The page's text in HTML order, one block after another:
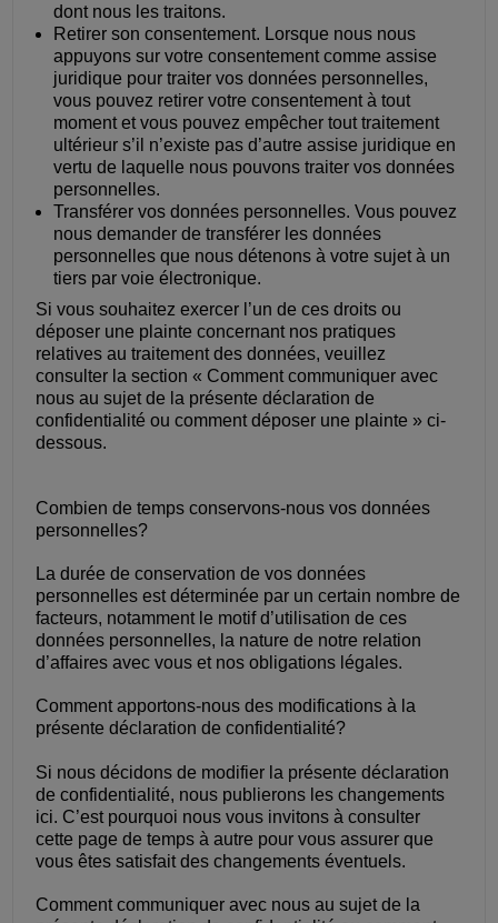
dont nous les traitons.
Retirer son consentement. Lorsque nous nous
appuyons sur votre consentement comme assise
juridique pour traiter vos données personnelles,
vous pouvez retirer votre consentement à tout
moment et vous pouvez empêcher tout traitement
ultérieur s’il n’existe pas d’autre assise juridique en
vertu de laquelle nous pouvons traiter vos données
personnelles.
Transférer vos données personnelles. Vous pouvez
nous demander de transférer les données
personnelles que nous détenons à votre sujet à un
tiers par voie électronique.
Si vous souhaitez exercer l’un de ces droits ou
déposer une plainte concernant nos pratiques
relatives au traitement des données, veuillez
consulter la section « Comment communiquer avec
nous au sujet de la présente déclaration de
confidentialité ou comment déposer une plainte » ci-
dessous.
Combien de temps conservons-nous vos données
personnelles?
La durée de conservation de vos données
personnelles est déterminée par un certain nombre de
facteurs, notamment le motif d’utilisation de ces
données personnelles, la nature de notre relation
d’affaires avec vous et nos obligations légales.
Comment apportons-nous des modifications à la
présente déclaration de confidentialité?
Si nous décidons de modifier la présente déclaration
de confidentialité, nous publierons les changements
ici. C’est pourquoi nous vous invitons à consulter
cette page de temps à autre pour vous assurer que
vous êtes satisfait des changements éventuels.
Comment communiquer avec nous au sujet de la